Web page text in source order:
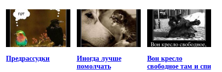
Предрассудки
Иногда лучше
помолчать
Вон кресло
свободное там и спи